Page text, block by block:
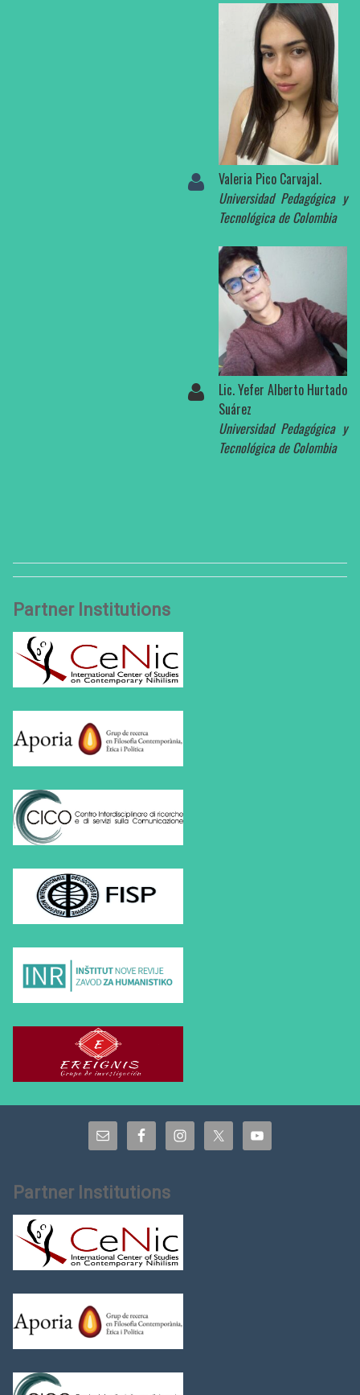
Valeria Pico Carvajal.
Universidad Pedagógica y
Tecnológica de Colombia
Lic. Yefer Alberto Hurtado
Suárez
Universidad Pedagógica y
Tecnológica de Colombia
Partner Institutions
Partner Institutions